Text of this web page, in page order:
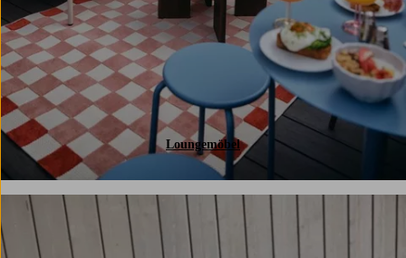
Loungemöbel